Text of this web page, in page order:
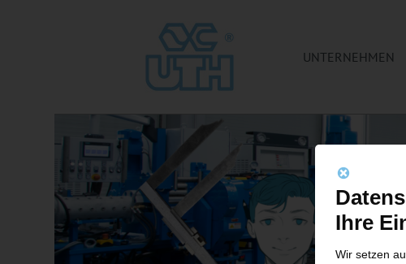
UNTERNEHMEN
Ihre
Wir setzen